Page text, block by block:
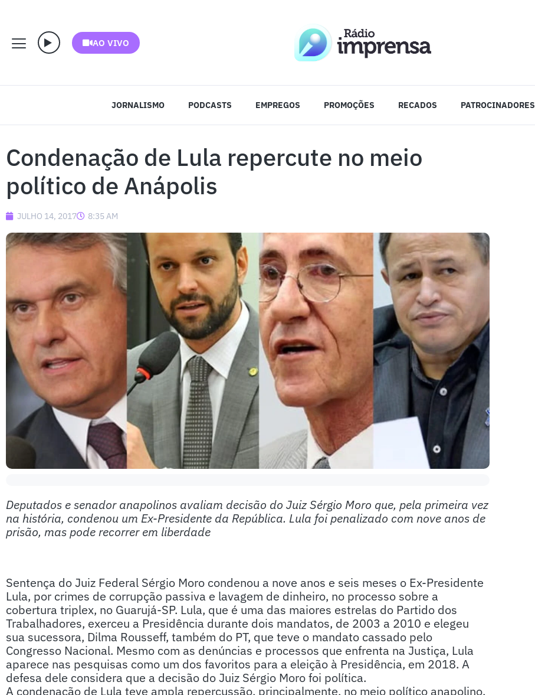
AO VIVO
JORNALISMO PODCASTS EMPREGOS PROMOÇÕES RECADOS PATROCINADORES
Condenação de Lula repercute no meio
político de Anápolis
JULHO 14, 2017 8:35 AM
Deputados e senador anapolinos avaliam decisão do Juiz Sérgio Moro que, pela primeira vez
na história, condenou um Ex-Presidente da República. Lula foi penalizado com nove anos de
prisão, mas pode recorrer em liberdade
Sentença do Juiz Federal Sérgio Moro condenou a nove anos e seis meses o Ex-Presidente
Lula, por crimes de corrupção passiva e lavagem de dinheiro, no processo sobre a
cobertura triplex, no Guarujá-SP. Lula, que é uma das maiores estrelas do Partido dos
Trabalhadores, exerceu a Presidência durante dois mandatos, de 2003 a 2010 e elegeu
sua sucessora, Dilma Rousseff, também do PT, que teve o mandato cassado pelo
Congresso Nacional. Mesmo com as denúncias e processos que enfrenta na Justiça, Lula
aparece nas pesquisas como um dos favoritos para a eleição à Presidência, em 2018. A
defesa dele considera que a decisão do Juiz Sérgio Moro foi política.
A condenação de Lula teve ampla repercussão, principalmente, no meio político anapolino.